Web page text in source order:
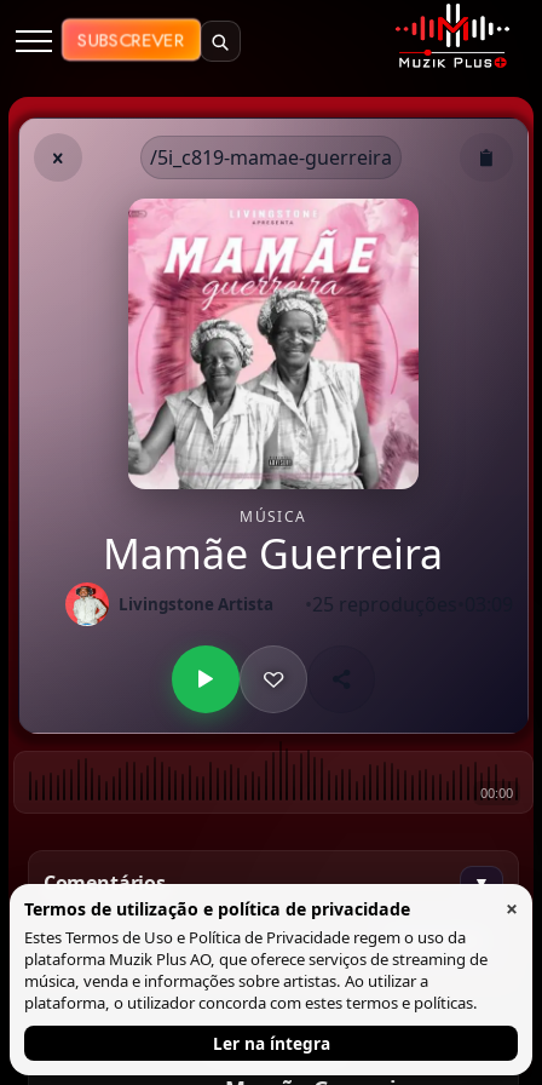
Muzik Plus AO - Streaming de
SUBSCREVER
/5i_c819-mamae-guerreira
MÚSICA
Mamãe Guerreira
Livingstone Artista •25 reproduções
00:00
Comentários ▼
Comentar
Tocando agora
Termos de utilização e política de privacidade ×
Estes Termos de Uso e Política de Privacidade regem o uso da
plataforma Muzik Plus AO, que oferece serviços de streaming de
música, venda e informações sobre artistas. Ao utilizar a
plataforma, o utilizador concorda com estes termos e políticas.
Ler na íntegra